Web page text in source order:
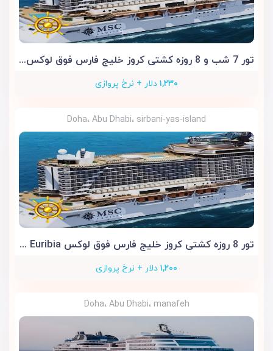
تور 7 شب و 8 روزه کشتی کروز خلیج فارس فوق لوکس MSC Euribia
۱,۲۳۰ دلار + نرخ پروازی
Doha، Abu Dhabi، sirbani-yas-island
تور 8 روزه کشتی کروز خلیج فارس فوق لوکس MSC Euribia
۱,۲۰۰ دلار + نرخ پروازی
Doha، Abu Dhabi، manafeh